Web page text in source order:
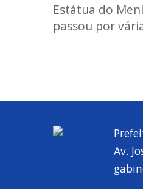
Estátua do
passou por
Av.